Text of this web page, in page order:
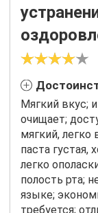
Мягкий вкус;
очищает;
мягкий, легко
паста густая,
легко
полость рта;
языке;
требуется;